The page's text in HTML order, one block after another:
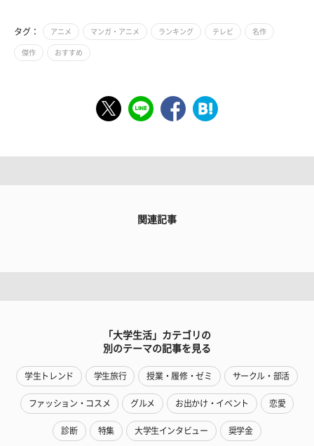
タグ： アニメ マンガ・アニメ ランキング テレビ 名作
傑作 おすすめ
関連記事
「大学生活」カテゴリの
別のテーマの記事を見る
学生トレンド 学生旅行 授業・履修・ゼミ サークル・部活
ファッション・コスメ グルメ お出かけ・イベント 恋愛
診断 特集 大学生インタビュー 奨学金